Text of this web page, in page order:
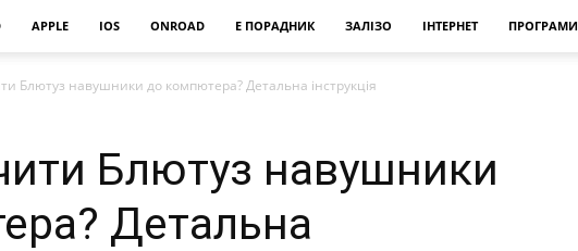
APPLE IOS ONROAD Е ПОРАДНИК ЗАЛІЗО ІНТЕРНЕТ ПРОГРАМИ
Блютуз навушники до компютера? Детальна інструкція
Блютуз навушники
Детальна